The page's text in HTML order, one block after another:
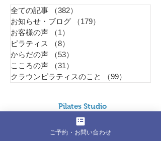
全ての記事 （382）
お知らせ・ブログ
（179）
お客様の声
（1）
ピラティス
（8）
からだの声
（53）
こころの声
（31）
クラウンピラティスのこと
（99）
Pilates Studio
Refi
ご予約・お問い合わせ